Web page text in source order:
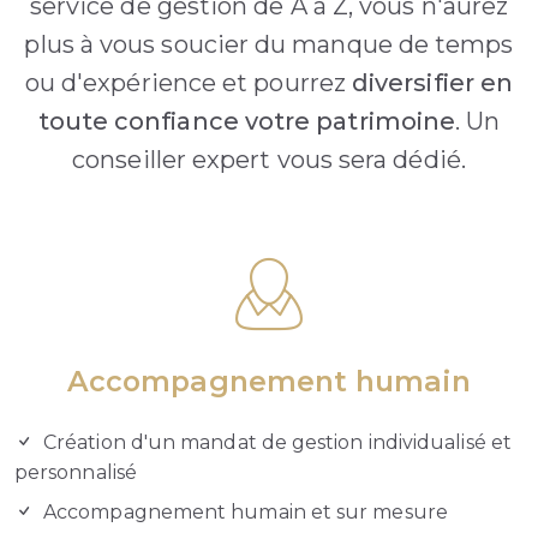
service de gestion de A à Z, vous n'aurez
plus à vous soucier du manque de temps
ou d'expérience et pourrez diversifier en
toute confiance votre patrimoine. Un
conseiller expert vous sera dédié.
Accompagnement humain
Création d'un mandat de gestion individualisé et
personnalisé
Accompagnement humain et sur mesure